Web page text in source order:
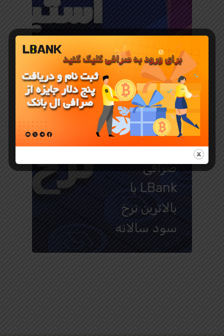
آموزش صرافی LBANK
استیک کردن
ارز دیجیتال در
صرافی
LBank با
بالاترین نرخ
سود سالانه